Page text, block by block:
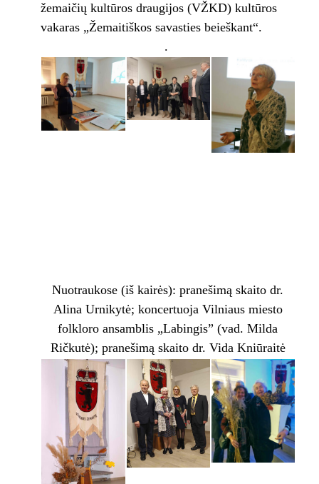
žemaičių kultūros draugijos (VŽKD) kultūros
vakaras „Žemaitiškos savasties beieškant“.
.
Nuotraukose (iš kairės): pranešimą skaito dr.
Alina Urnikytė; koncertuoja Vilniaus miesto
folkloro ansamblis „Labingis” (vad. Milda
Ričkutė); pranešimą skaito dr. Vida Kniūraitė